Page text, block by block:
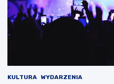
KULTURA WYDARZENIA